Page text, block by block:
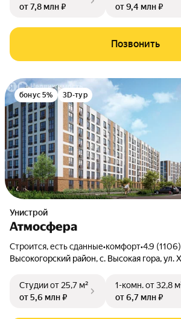
от 7,8 млн ₽
от 9,4 млн ₽
Позвонить
бонус 5% 3D-тур
Унистрой
Атмосфера
Строится, есть сданные•комфорт•4.9 (1106)
Высокогорский район,с. Высокая гора,ул.
Студииот 25,7 м²
от 5,6 млн ₽
1-комн.от 32,8
от 6,7 млн ₽